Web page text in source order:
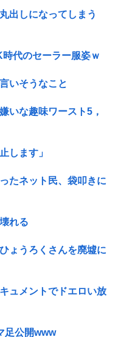
出しになってしまう
代のセーラー服姿ｗ
いそうなこと
いな趣味ワースト5，
します」
たネット民、袋叩きに
れる
ょうろくさんを廃墟に
ュメントでドエロい放
足公開www